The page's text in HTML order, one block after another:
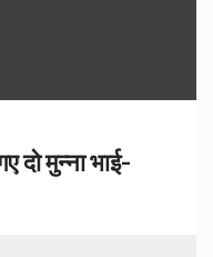
दो मुन्ना भाई-